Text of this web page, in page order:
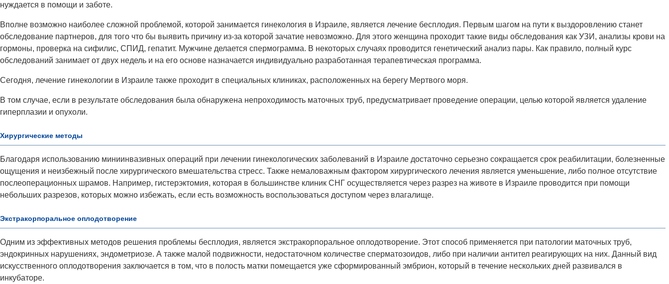
нуждается в помощи и заботе.
Вполне возможно наиболее сложной проблемой, которой занимается гинекология в Израиле, является лечение бесплодия. Первым шагом на пути к выздоровлению станет
обследование партнеров, для того что бы выявить причину из-за которой зачатие невозможно. Для этого женщина проходит такие виды обследования как УЗИ, анализы крови на
гормоны, проверка на сифилис, СПИД, гепатит. Мужчине делается спермограмма. В некоторых случаях проводится генетический анализ пары. Как правило, полный курс
обследований занимает от двух недель и на его основе назначается индивидуально разработанная терапевтическая программа.
Сегодня, лечение гинекологии в Израиле также проходит в специальных клиниках, расположенных на берегу Мертвого моря.
В том случае, если в результате обследования была обнаружена непроходимость маточных труб, предусматривает проведение операции, целью которой является удаление
гиперплазии и опухоли.
Хирургические методы
Благодаря использованию миниинвазивных операций при лечении гинекологических заболеваний в Израиле достаточно серьезно сокращается срок реабилитации, болезненные
ощущения и неизбежный после хирургического вмешательства стресс. Также немаловажным фактором хирургического лечения является уменьшение, либо полное отсутствие
послеоперационных шрамов. Например, гистерэктомия, которая в большинстве клиник СНГ осуществляется через разрез на животе в Израиле проводится при помощи
небольших разрезов, которых можно избежать, если есть возможность воспользоваться доступом через влагалище.
Экстракорпоральное оплодотворение
Одним из эффективных методов решения проблемы бесплодия, является экстракорпоральное оплодотворение. Этот способ применяется при патологии маточных труб,
эндокринных нарушениях, эндометриозе. А также малой подвижности, недостаточном количестве сперматозоидов, либо при наличии антител реагирующих на них. Данный вид
искусственного оплодотворения заключается в том, что в полость матки помещается уже сформированный эмбрион, который в течение нескольких дней развивался в
инкубаторе.